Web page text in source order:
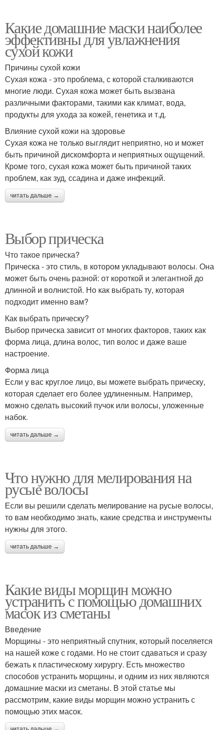
Какие домашние маски наиболее
эффективны для увлажнения
сухой кожи
Причины сухой кожи
Сухая кожа - это проблема, с которой сталкиваются
многие люди. Сухая кожа может быть вызвана
различными факторами, такими как климат, вода,
продукты для ухода за кожей, генетика и т.д.
Влияние сухой кожи на здоровье
Сухая кожа не только выглядит неприятно, но и может
быть причиной дискомфорта и неприятных ощущений.
Кроме того, сухая кожа может быть причиной таких
проблем, как зуд, ссадина и даже инфекций.
читать дальше →
Выбор прическа
Что такое прическа?
Прическа - это стиль, в котором укладывают волосы. Она
может быть очень разной: от короткой и элегантной до
длинной и волнистой. Но как выбрать ту, которая
подходит именно вам?
Как выбрать прическу?
Выбор прическа зависит от многих факторов, таких как
форма лица, длина волос, тип волос и даже ваше
настроение.
Форма лица
Если у вас круглое лицо, вы можете выбрать прическу,
которая сделает его более удлиненным. Например,
можно сделать высокий пучок или волосы, уложенные
набок.
читать дальше →
Что нужно для мелирования на
русые волосы
Если вы решили сделать мелирование на русые волосы,
то вам необходимо знать, какие средства и инструменты
нужны для этого.
читать дальше →
Какие виды морщин можно
устранить с помощью домашних
масок из сметаны
Введение
Морщины - это неприятный спутник, который поселяется
на нашей коже с годами. Но не стоит сдаваться и сразу
бежать к пластическому хирургу. Есть множество
способов устранить морщины, и одним из них являются
домашние маски из сметаны. В этой статье мы
рассмотрим, какие виды морщин можно устранить с
помощью этих масок.